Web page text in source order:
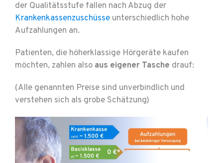
der Qualitätsstufe fallen nach Abzug der
Krankenkassenzuschüsse unterschiedlich hohe
Aufzahlungen an.
Patienten, die höherklassige Hörgeräte kaufen
möchten, zahlen also aus eigener Tasche drauf:
(Alle genannten Preise sind unverbindlich und
verstehen sich als grobe Schätzung)